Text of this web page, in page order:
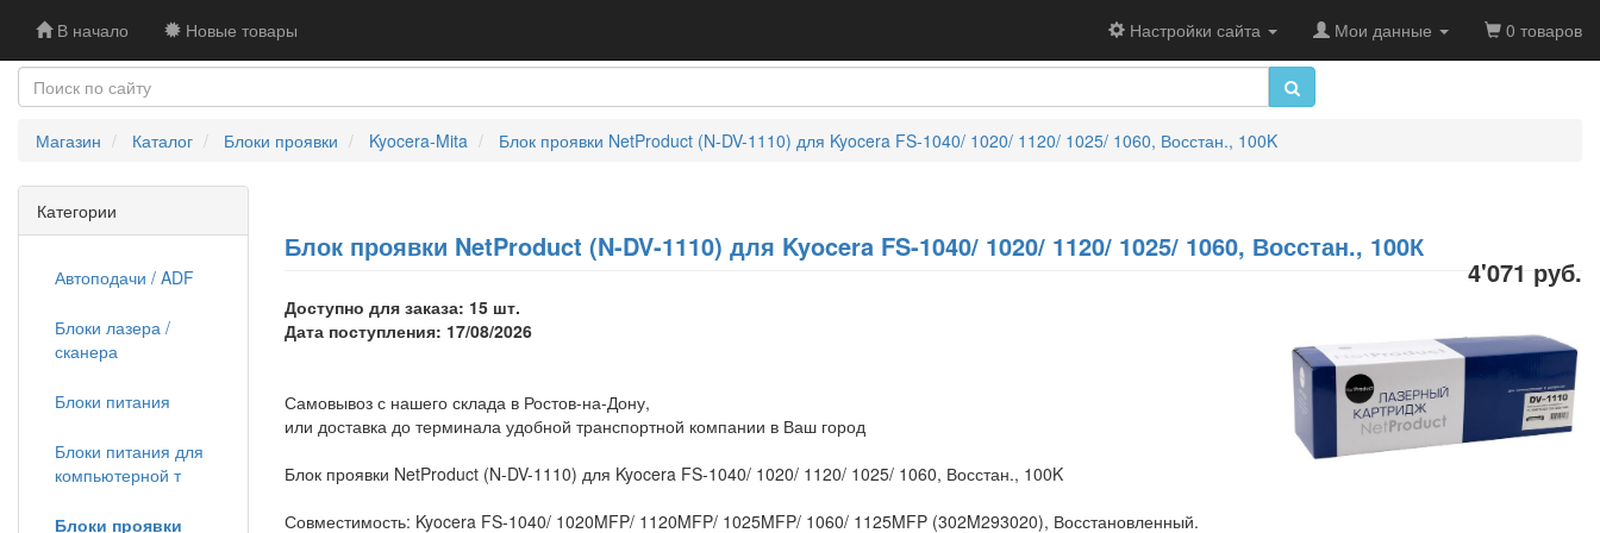
В начало Новые товары Настройки сайта Мои данные 0 товаров
Магазин Каталог Блоки проявки Kyocera-Mita Блок проявки NetProduct (N-DV-1110) для Kyocera FS-1040/ 1020/ 1120/ 1025/ 1060, Восстан., 100K
Блок проявки NetProduct (N-DV-1110) для Kyocera FS-1040/ 1020/ 1120/ 1025/ 1060, Восстан., 100К
4'071 руб.
Доступно для заказа: 15 шт.
Дата поступления: 17/08/2026
Самовывоз с нашего склада в Ростов-на-Дону,
или доставка до терминала удобной транспортной компании в Ваш город
Блок проявки NetProduct (N-DV-1110) для Kyocera FS-1040/ 1020/ 1120/ 1025/ 1060, Восстан., 100K
Совместимость: Kyocera FS-1040/ 1020MFP/ 1120MFP/ 1025MFP/ 1060/ 1125MFP (302M293020), Восстановленный.
Категории
Автоподачи / ADF
Блоки лазера /
сканера
Блоки питания
Блоки питания для
компьютерной т
Блоки проявки